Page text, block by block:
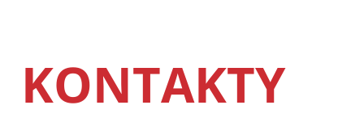
KONTAKTY